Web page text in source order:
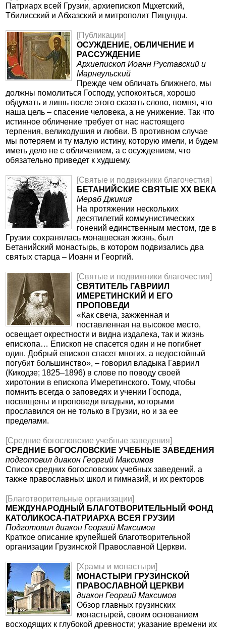
Патриарх всей Грузии, архиепископ Mцхетский,
Тбилисский и Абхазский и митрополит Пицунды.
[Публикации]
ОСУЖДЕНИЕ, ОБЛИЧЕНИЕ И
РАССУЖДЕНИЕ
Архиепископ Иоанн Руставский и
Марнеульский
Прежде чем обличать ближнего, мы
должны помолиться Господу, успокоиться, хорошо
обдумать и лишь после этого сказать слово, помня, что
наша цель – спасение человека, а не унижение. Так что
истинное обличение требует от нас настоящего
терпения, великодушия и любви. В противном случае
мы потеряем и ту малую истину, которую имели, и будем
иметь дело не с обличением, а с осуждением, что
обязательно приведет к худшему.
[Святые и подвижники благочестия]
БЕТАНИЙСКИЕ СВЯТЫЕ ХХ ВЕКА
Мераб Джикия
На протяжении нескольких
десятилетий коммунистических
гонений единственным местом, где в
Грузии сохранялась монашеская жизнь, был
Бетанийский монастырь, в котором подвизались два
святых старца – Иоанн и Георгий.
[Святые и подвижники благочестия]
СВЯТИТЕЛЬ ГАВРИИЛ
ИМЕРЕТИНСКИЙ И ЕГО
ПРОПОВЕДИ
«Как свеча, зажженная и
поставленная на высокое место,
освещает окрестности и видна издалека, так и жизнь
епископа… Епископ не спасется один и не погибнет
один. Добрый епископ спасет многих, а недостойный
погубит большинство», – говорил владыка Гавриил
(Кикодзе; 1825–1896) в слове по поводу своей
хиротонии в епископа Имеретинского. Тому, чтобы
помнить всегда о заповедях и учении Господа,
посвящены и проповеди владыки, которыми
прославился он не только в Грузии, но и за ее
пределами.
[Средние богословские учебные заведения]
СРЕДНИЕ БОГОСЛОВСКИЕ УЧЕБНЫЕ ЗАВЕДЕНИЯ
подготовил диакон Георгий Максимов
Список средних богословских учебных заведений, а
также православных школ и гимназий, и их ректоров
[Благотворительные организации]
МЕЖДУНАРОДНЫЙ БЛАГОТВОРИТЕЛЬНЫЙ ФОНД
КАТОЛИКОСА-ПАТРИАРХА ВСЕЯ ГРУЗИИ
Подготовил диакон Георгий Максимов
Краткое описание крупейшей благотворительной
организации Грузинской Православной Церкви.
[Храмы и монастыри]
МОНАСТЫРИ ГРУЗИНСКОЙ
ПРАВОСЛАВНОЙ ЦЕРКВИ
диакон Георгий Максимов
Обзор главных грузинских
монастырей, своим основанием
восходящих к глубокой древности; указание времени их